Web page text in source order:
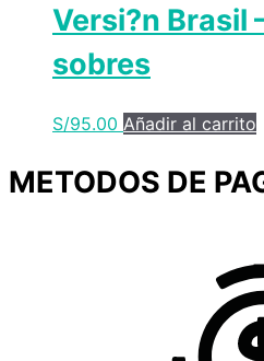
Versi?n Brasil
sobres
S/95.00 Añadir al carrito
METODOS DE